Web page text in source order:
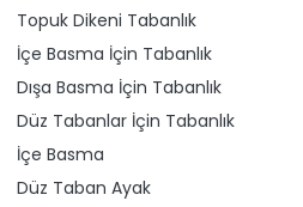
Topuk Dikeni Tabanlık
İçe Basma İçin Tabanlık
Dışa Basma İçin Tabanlık
Düz Tabanlar İçin Tabanlık
İçe Basma
Düz Taban Ayak